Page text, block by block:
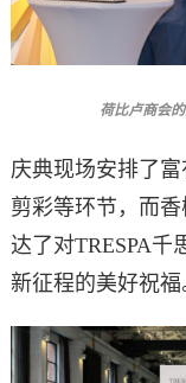
荷比卢商会
庆典现场安排了
剪彩等环节，而
达了对TRESPA千
新征程的美好祝福